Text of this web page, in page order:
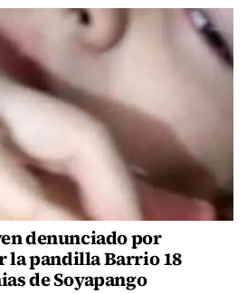
denunciado por
pandilla Barrio 18
de Soyapango